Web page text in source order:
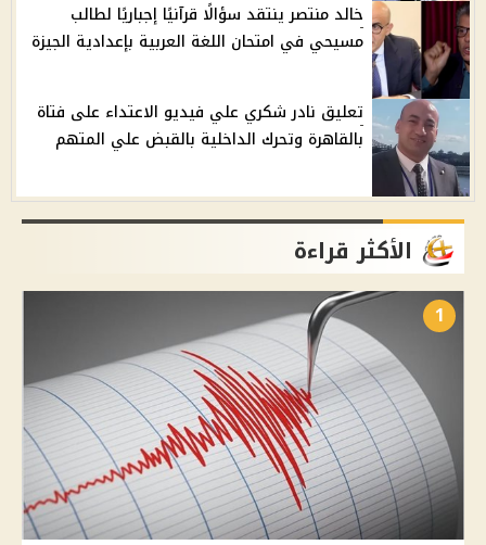
خالد منتصر ينتقد سؤالًا قرآنيًا إجباريًا لطالب
مسيحي في امتحان اللغة العربية بإعدادية الجيزة
تعليق نادر شكري علي فيديو الاعتداء على فتاة
بالقاهرة وتحرك الداخلية بالقبض علي المتهم
الأكثر قراءة
1